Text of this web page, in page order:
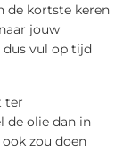
de kortste keren
jouw
vul op tijd
ter
de olie dan in
zou doen